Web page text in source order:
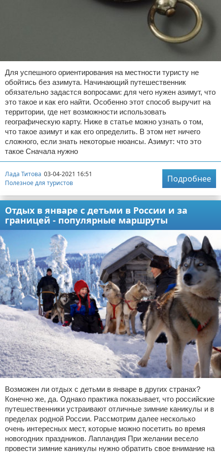
Для успешного ориентирования на местности туристу не
обойтись без азимута. Начинающий путешественник
обязательно задастся вопросами: для чего нужен азимут, что
это такое и как его найти. Особенно этот способ выручит на
территории, где нет возможности использовать
географическую карту. Ниже в статье можно узнать о том,
что такое азимут и как его определить. В этом нет ничего
сложного, если знать некоторые нюансы. Азимут: что это
такое Сначала нужно
Лада Титова 03-04-2021 16:51
Полезное для туристов
Подробнее
Отдых в январе с детьми в России и за
границей - популярные маршруты
Возможен ли отдых с детьми в январе в других странах?
Конечно же, да. Однако практика показывает, что российские
путешественники устраивают отличные зимние каникулы и в
пределах родной России. Рассмотрим далее несколько
очень интересных мест, которые можно посетить во время
новогодних праздников. Лапландия При желании весело
провести зимние каникулы нужно обратить свое внимание на